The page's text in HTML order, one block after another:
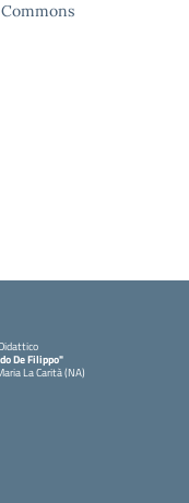
De Filippo"
La Carità (NA)